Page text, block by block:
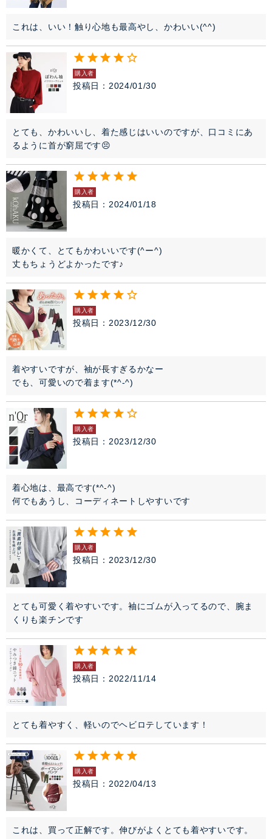
これは、いい！触り心地も最高やし、かわいい(^^)
購入者
投稿日 2024/01/30
とても、かわいいし、着た感じはいいのですが、口コミにあ
るように首が窮屈です😣
購入者
投稿日 2024/01/18
暖かくて、とてもかわいいです(^ー^)
丈もちょうどよかったです♪
購入者
投稿日 2023/12/30
着やすいですが、袖が長すぎるかなー
でも、可愛いので着ます(*^-^)
購入者
投稿日 2023/12/30
着心地は、最高です(*^-^)
購入者
投稿日 2023/12/30
とても可愛く着やすいです。袖にゴムが入ってるので、腕ま
くりも楽チンです
購入者
投稿日 2022/11/14
とても着やすく、軽いのでヘビロテしています！
購入者
投稿日 2022/04/13
これは、買って正解です。伸びがよくとても着やすいです。